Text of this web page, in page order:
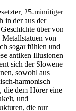
25-minütiger
in der aus der
über von
Metallstatuen von
sogar fühlen und
antiken Illusionen
sich der Slowene
sowohl aus
harmonisch
die dem Hörer eine
und
die nur